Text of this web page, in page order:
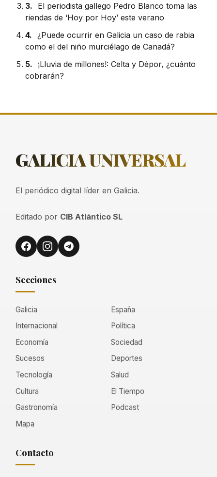
3.
El periodista gallego Pedro Blanco toma las
riendas de ‘Hoy por Hoy’ este verano
4.
¿Puede ocurrir en Galicia un caso de rabia
como el del niño murciélago de Canadá?
5.
¡Lluvia de millones!: Celta y Dépor, ¿cuánto
cobrarán?
GALICIAUNIVERSAL
El periódico digital líder en Galicia.
Editado por CIB Atlántico SL
Secciones
Galicia
España
Internacional
Política
Economía
Sociedad
Sucesos
Deportes
Tecnología
Salud
Cultura
El Tiempo
Gastronomía
Podcast
Mapa
Contacto